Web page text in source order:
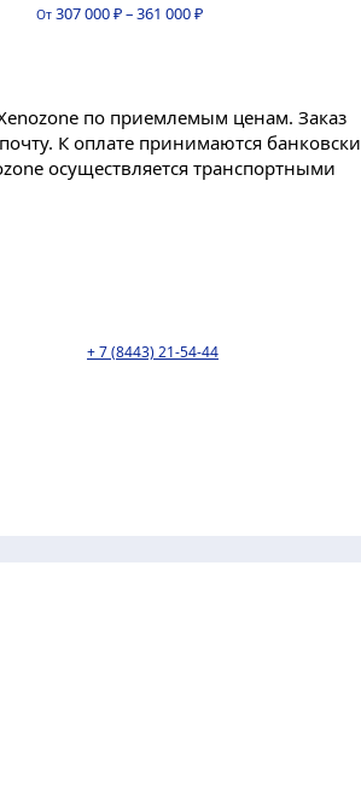
0
из
От307 000₽–361 000₽
по приемлемым ценам. Заказ
К оплате принимаются
осуществляется транспортными
+ 7 (8443) 21-54-44